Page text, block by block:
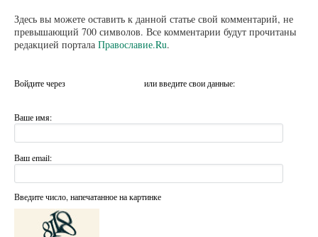
Здесь вы можете оставить к данной статье свой комментарий, не
превышающий 700 символов. Все комментарии будут прочитаны
редакцией портала Православие.Ru.
Войдите через или введите свои данные:
Ваше имя:
Ваш email:
Введите число, напечатанное на картинке